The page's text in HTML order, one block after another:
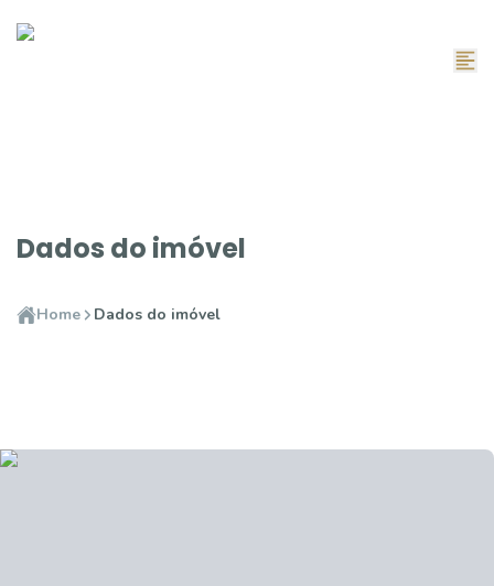
Dados do imóvel
Home Dados do imóvel